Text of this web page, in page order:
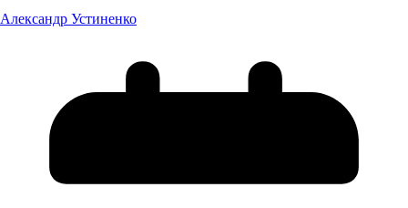
Александр Устиненко